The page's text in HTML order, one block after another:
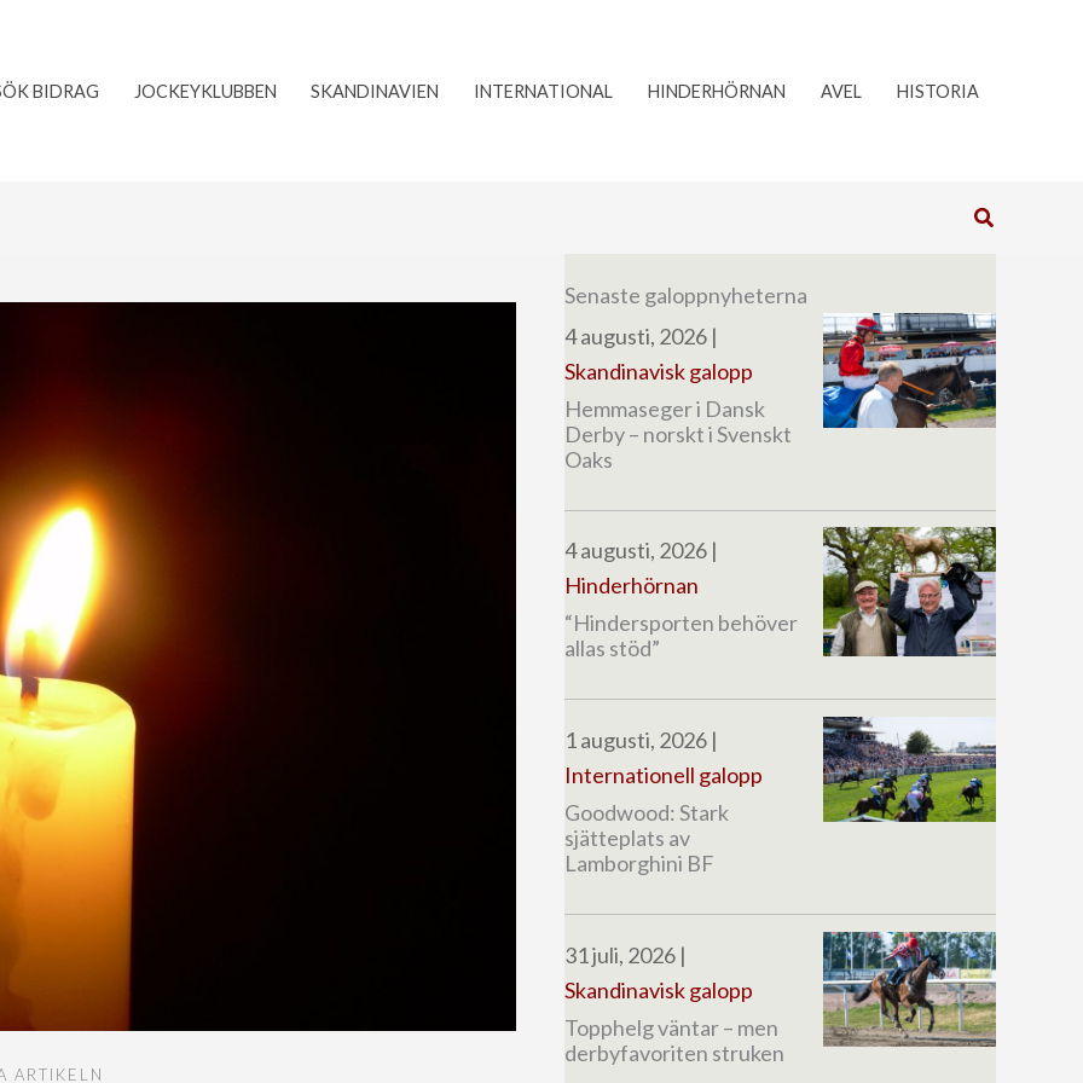
BIDRAG JOCKEYKLUBBEN SKANDINAVIEN INTERNATIONAL HINDERHÖRNAN AVEL HISTORIA
Sök
ARTIKELN
Senaste galoppnyheterna
4 augusti, 2026 |
Skandinavisk galopp
Hemmaseger i Dansk
Derby – norskt i Svenskt
Oaks
4 augusti, 2026 |
Hinderhörnan
“Hindersporten behöver
allas stöd”
1 augusti, 2026 |
Internationell galopp
Goodwood: Stark
sjätteplats av
Lamborghini BF
31 juli, 2026 |
Skandinavisk galopp
Topphelg väntar – men
derbyfavoriten struken